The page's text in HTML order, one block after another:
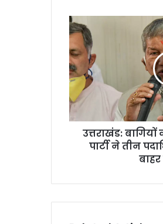
उत्तराखंड:
बागियों
को
लेकर
सख्ती,
कांग्रेस
पार्टी
ने
तीन
पदाधिकारियों
का
उत्तराखंड:
पार्टी ने तीन
बाहर